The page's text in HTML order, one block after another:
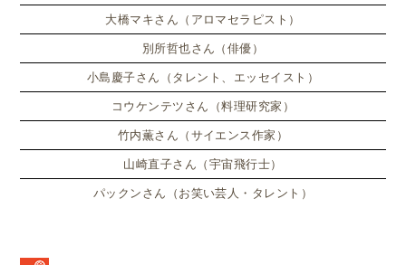
大橋マキさん（アロマセラピスト）
別所哲也さん（俳優）
小島慶子さん（タレント、エッセイスト）
コウケンテツさん（料理研究家）
竹内薫さん（サイエンス作家）
山崎直子さん（宇宙飛行士）
パックンさん（お笑い芸人・タレント）